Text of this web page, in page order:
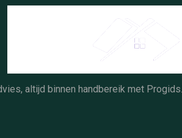
Skip
altijd binnen handbereik met